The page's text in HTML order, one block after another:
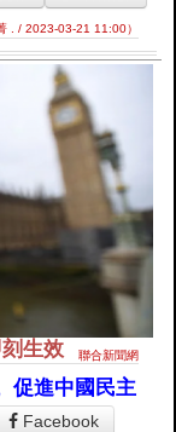
. / 2023-03-21 11:00）
生效 聯合新聞網
促進中國民主
Facebook